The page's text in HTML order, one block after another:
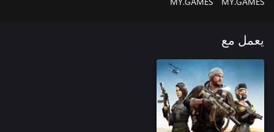
يعمل مع